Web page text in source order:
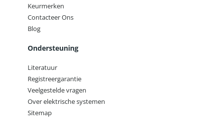
Keurmerken
Contacteer Ons
Blog
Ondersteuning
Literatuur
Registreergarantie
Veelgestelde vragen
Over elektrische systemen
Sitemap